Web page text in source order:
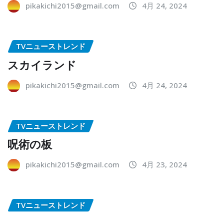
pikakichi2015@gmail.com 4月 24, 2024
TVニューストレンド
スカイランド
pikakichi2015@gmail.com 4月 24, 2024
TVニューストレンド
呪術の板
pikakichi2015@gmail.com 4月 23, 2024
TVニューストレンド